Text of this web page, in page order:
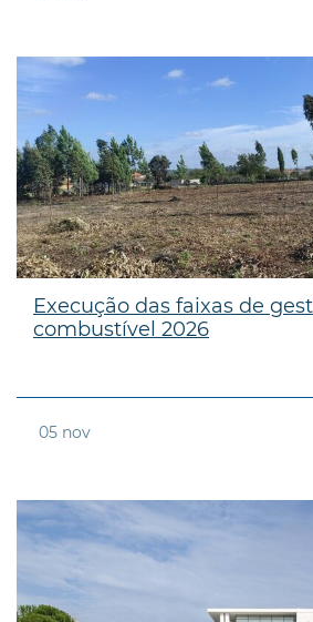
Execução das faixas de
combustível 2026
05 nov